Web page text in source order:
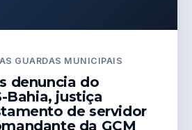
GUARDAS MUNICIPAIS
denuncia do
Bahia, justiça
de servidor
da GCM